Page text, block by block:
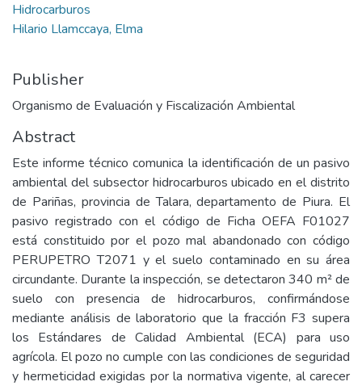
Hidrocarburos
Hilario Llamccaya, Elma
Publisher
Organismo de Evaluación y Fiscalización Ambiental
Abstract
Este informe técnico comunica la identificación de un pasivo
ambiental del subsector hidrocarburos ubicado en el distrito
de Pariñas, provincia de Talara, departamento de Piura. El
pasivo registrado con el código de Ficha OEFA F01027
está constituido por el pozo mal abandonado con código
PERUPETRO T2071 y el suelo contaminado en su área
circundante. Durante la inspección, se detectaron 340 m² de
suelo con presencia de hidrocarburos, confirmándose
mediante análisis de laboratorio que la fracción F3 supera
los Estándares de Calidad Ambiental (ECA) para uso
agrícola. El pozo no cumple con las condiciones de seguridad
y hermeticidad exigidas por la normativa vigente, al carecer